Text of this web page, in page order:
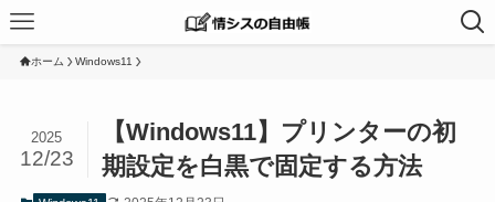
ホーム Windows11
【Windows11】プリンターの初
期設定を白黒で固定する方法
2025
12/23